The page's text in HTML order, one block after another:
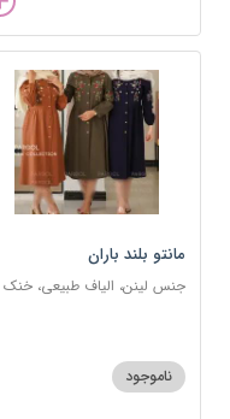
مانتو بلند باران
جنس لینن، الیاف طبیعی، خنک
ناموجود